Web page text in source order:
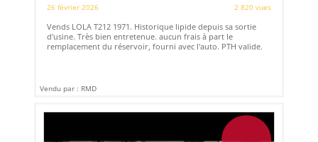
26 février 2026
2 820 vues
Vends LOLA T212 1971. Historique lipide depuis sa sortie
d'usine. Très bien entretenue. aucun frais à part le
remplacement du réservoir, fourni avec l'auto. PTH valide.
Vendu par : RMD